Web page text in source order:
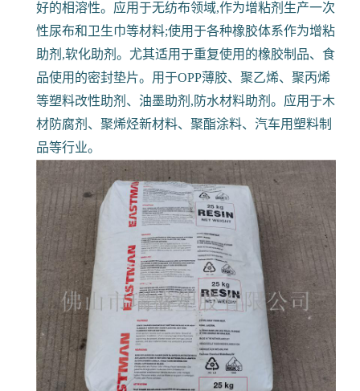
好的相溶性。应用于无纺布领域,作为增粘剂生产一次
性尿布和卫生巾等材料;使用于各种橡胶体系作为增粘
助剂,软化助剂。尤其适用于重复使用的橡胶制品、食
品使用的密封垫片。用于OPP薄胶、聚乙烯、聚丙烯
等塑料改性助剂、油墨助剂,防水材料助剂。应用于木
材防腐剂、聚烯烃新材料、聚酯涂料、汽车用塑料制
品等行业。